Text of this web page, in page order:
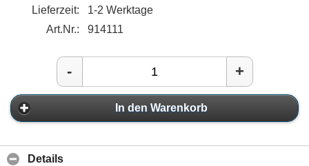
Lieferzeit:
1-2 Werktage
Art.Nr.:
914111
- +
In den Warenkorb
Details